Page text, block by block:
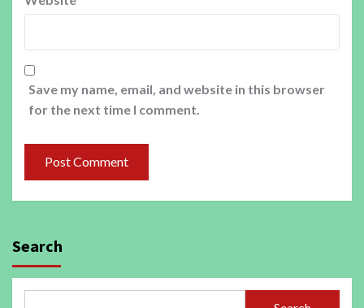
Save my name, email, and website in this browser
for the next time I comment.
Search